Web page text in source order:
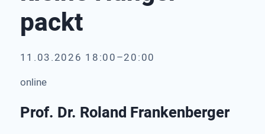
packt
11.03.2026 18:00–20:00
online
Prof. Dr. Roland Frankenberger